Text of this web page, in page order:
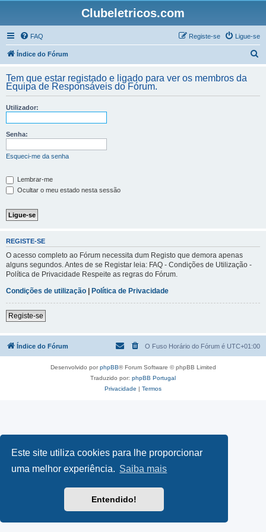
Este site utiliza cookies para lhe proporcionar
uma melhor experiência. Saiba mais
Entendido!
Clubeletricos.com
FAQ Ligue-se
Registe-se
Índice do Fórum
q
Tem que estar registado e ligado para ver os membros da
Equipa de Responsáveis do Fórum.
Utilizador:
Senha:
Esqueci-me da senha
Lembrar-me
Ocultar o meu estado nesta sessão
REGISTE-SE
O acesso completo ao Fórum necessita dum Registo que demora apenas
alguns segundos. Antes de se Registar leia: FAQ - Condições de Utilização -
Política de Privacidade Respeite as regras do Fórum.
Condições de utilização | Política de Privacidade
Registe-se
Índice do Fórum O Fuso Horário do Fórum é UTC+01:00
Desenvolvido porphpBB® Forum Software © phpBB Limited
Traduzido por: phpBB Portugal
Privacidade | Termos